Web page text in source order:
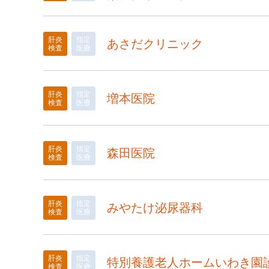
肝炎
検査
指定
医療
あさだクリニック
肝炎
検査
指定
医療
増本医院
肝炎
検査
指定
医療
森田医院
肝炎
検査
指定
医療
みやたけ泌尿器科
肝炎
検査
指定
医療
特別養護老人ホームいわき園